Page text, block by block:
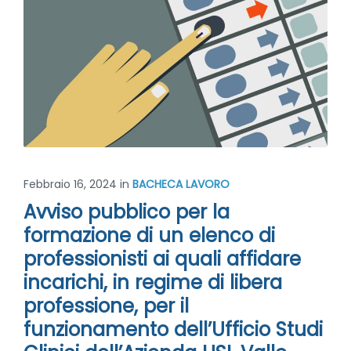
Febbraio 16, 2024 in BACHECA LAVORO
Avviso pubblico per la
formazione di un elenco di
professionisti ai quali affidare
incarichi, in regime di libera
professione, per il
funzionamento dell’Ufficio Studi